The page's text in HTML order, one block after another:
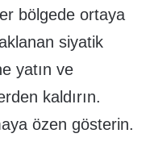
bölgede ortaya
siyatik
yatın ve
kaldırın.
özen gösterin.